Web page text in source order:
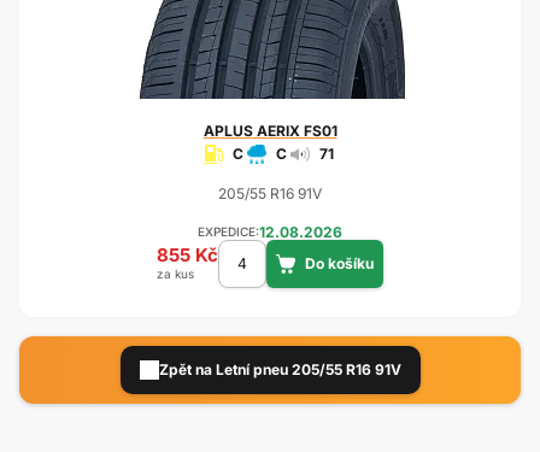
APLUSAERIX FS01
C
C 71
205/55 R16 91V
EXPEDICE:12.08.2026
855 Kč
za kus
Zpět na Letní pneu 205/55 R16 91V